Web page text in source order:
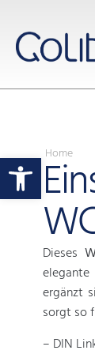
Werkzeugleiste öffnen
Home
Dieses
elegante
ergänzt
sorgt so
– DIN